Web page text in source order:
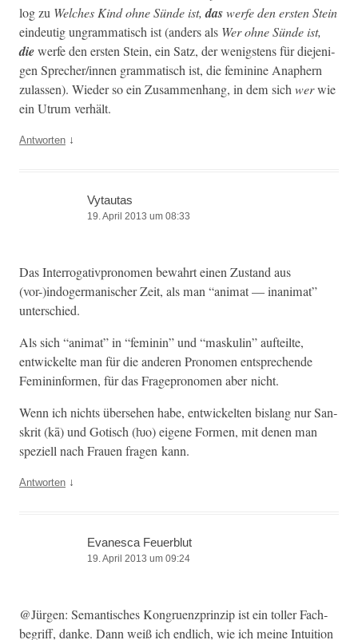
log zu Welch­es Kind ohne Sünde ist,daswerfe den ersten Stein
ein­deutig ungram­ma­tisch ist (anders als Wer ohne Sünde ist,
diewerfe den ersten Stein, ein Satz, der wenig­stens für diejeni­
gen Sprecher/innen gram­ma­tisch ist, die fem­i­nine Ana­phern
zulassen). Wieder so ein Zusam­men­hang, in dem sichwerwie
ein Utrum verhält.
Antworten ↓
Vytautas
19. April 2013 um 08:33
Das Inter­rog­a­tivpronomen bewahrt einen Zus­tand aus
(vor-)indogermanischer Zeit, als man “ani­mat — inan­i­mat”
unterschied.
Als sich “ani­mat” in “fem­i­nin” und “maskulin” aufteilte,
entwick­elte man für die anderen Pronomen entsprechende
Fem­i­nin­for­men, für das Frage­pronomen aber nicht.
Wenn ich nichts überse­hen habe, entwick­el­ten bis­lang nur San­
skrit (kā) und Gotisch (ƕo) eigene For­men, mit denen man
speziell nach Frauen fra­gen kann.
Antworten ↓
Evanesca Feuerblut
19. April 2013 um 09:24
@Jürgen: Seman­tis­ches Kon­gruen­zprinzip ist ein toller Fach­
be­griff, danke. Dann weiß ich endlich, wie ich meine Intu­ition